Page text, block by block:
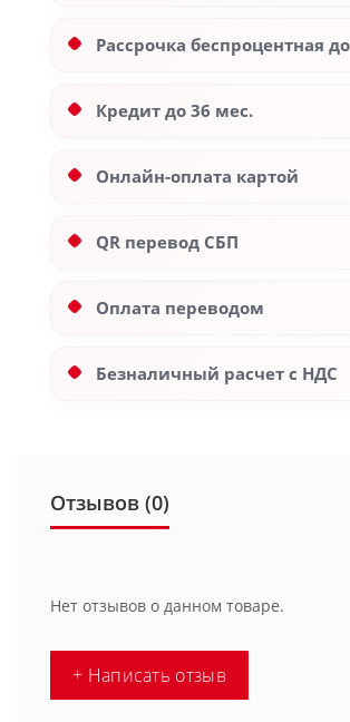
Рассрочка беспроцентная
Кредит до 36 мес.
Онлайн-оплата картой
QR перевод СБП
Оплата переводом
Безналичный расчет с НДС
Отзывов (0)
Нет отзывов о данном товаре.
+ Написать отзыв